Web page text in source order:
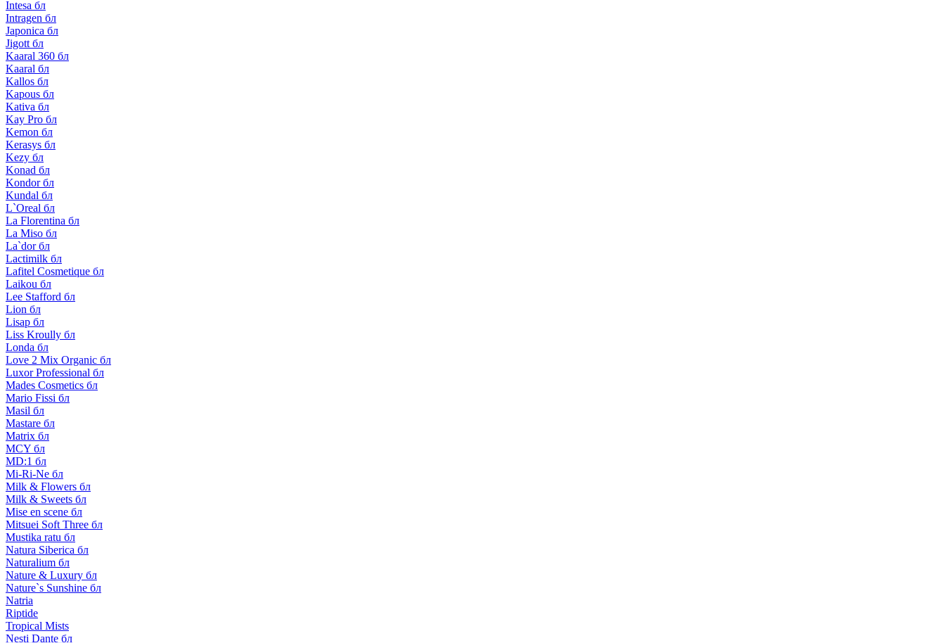
Intesa бл
Intragen бл
Japonica бл
Jigott бл
Kaaral 360 бл
Kaaral бл
Kallos бл
Kapous бл
Kativa бл
Kay Pro бл
Kemon бл
Kerasys бл
Kezy бл
Konad бл
Kondor бл
Kundal бл
L`Oreal бл
La Florentina бл
La Miso бл
La`dor бл
Lactimilk бл
Lafitel Cosmetique бл
Laikou бл
Lee Stafford бл
Lion бл
Lisap бл
Liss Kroully бл
Londa бл
Love 2 Mix Organic бл
Luxor Professional бл
Mades Cosmetics бл
Mario Fissi бл
Masil бл
Mastare бл
Matrix бл
MCY бл
MD:1 бл
Mi-Ri-Ne бл
Milk & Flowers бл
Milk & Sweets бл
Mise en scene бл
Mitsuei Soft Three бл
Mustika ratu бл
Natura Siberica бл
Naturalium бл
Nature & Luxury бл
Nature`s Sunshine бл
Natria
Riptide
Tropical Mists
Nesti Dante бл